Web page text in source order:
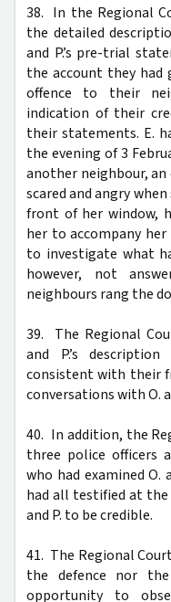
38. In the Regional
the detailed
and P.’s pre-trial
the account they had
offence to their
indication of their
their statements. E.
the evening of 3
another neighbour,
scared and angry
front of her window,
her to accompany
to investigate what
however, not
neighbours rang the
39. The Regional
and P.’s
consistent with their
conversations with O.
40. In addition, the
three police officers
who had examined
had all testified at
and P. to be credible.
41. The Regional
the defence nor
opportunity to